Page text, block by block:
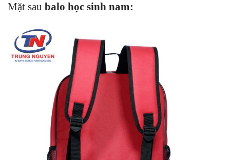
Mặt sau balo học sinh nam: